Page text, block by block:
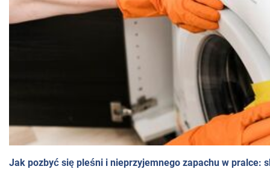
Jak pozbyć się pleśni i nieprzyjemnego zapachu w pralce: